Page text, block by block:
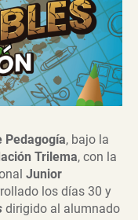
Pedagogía, bajo la
Trilema, con la
Junior
los días 30 y
dirigido al alumnado